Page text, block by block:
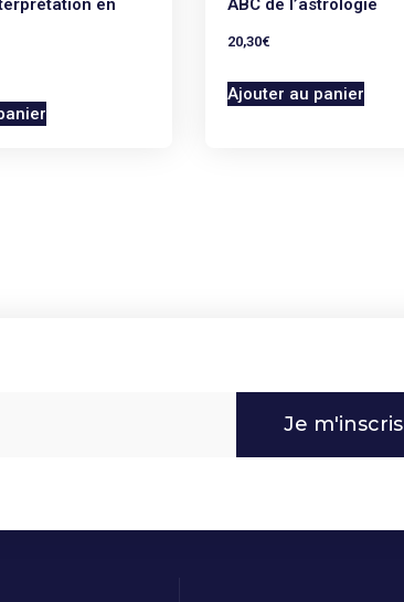
en
ABC de l’astrologie
20,30€
Ajouter au panier
Je m'inscris